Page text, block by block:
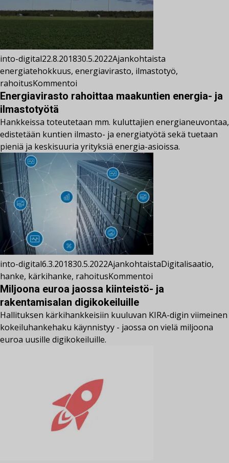
into-digital22.8.201830.5.2022Ajankohtaista
energiatehokkuus, energiavirasto, ilmastotyö,
rahoitusKommentoi
Energiavirasto rahoittaa maakuntien energia- ja
ilmastotyötä
Hankkeissa toteutetaan mm. kuluttajien energianeuvontaa,
edistetään kuntien ilmasto- ja energiatyötä sekä tuetaan
pieniä ja keskisuuria yrityksiä energia-asioissa.
into-digital6.3.201830.5.2022AjankohtaistaDigitalisaatio,
hanke, kärkihanke, rahoitusKommentoi
Miljoona euroa jaossa kiinteistö- ja
rakentamisalan digikokeiluille
Hallituksen kärkihankkeisiin kuuluvan KIRA-digin viimeinen
kokeiluhankehaku käynnistyy - jaossa on vielä miljoona
euroa uusille digikokeiluille.